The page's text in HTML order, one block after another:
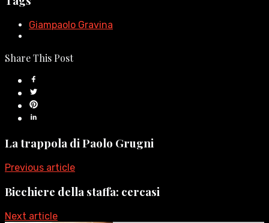
Giampaolo Gravina
Share This Post
La trappola di Paolo Grugni
Previous article
Bicchiere della staffa: cercasi
Next article